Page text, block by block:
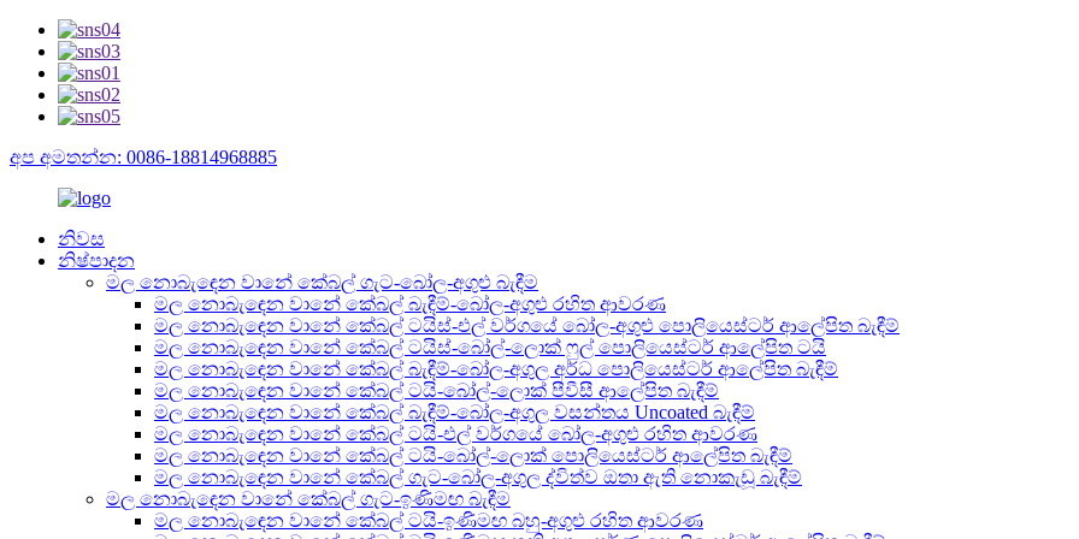
අප අමතන්න: 0086-18814968885
නිවස
නිෂ්පාදන
මල නොබැඳෙන වානේ කේබල් ගැට-බෝල-අගුළු බැඳීම
මල නොබැඳෙන වානේ කේබල් බැඳීම්-බෝල-අගුළු රහිත ආවරණ
මල නොබැඳෙන වානේ කේබල් ටයිස්-එල් වර්ගයේ බෝල-අගුළු පොලියෙස්ටර් ආලේපිත බැඳීම්
මල නොබැඳෙන වානේ කේබල් ටයිස්-බෝල්-ලොක් ෆුල් පොලියෙස්ටර් ආලේපිත ටයි
මල නොබැඳෙන වානේ කේබල් බැඳීම්-බෝල-අගුල අර්ධ පොලියෙස්ටර් ආලේපිත බැඳීම්
මල නොබැඳෙන වානේ කේබල් ටයි-බෝල්-ලොක් පීවීසී ආලේපිත බැඳීම්
මල නොබැඳෙන වානේ කේබල් බැඳීම්-බෝල-අගුල වසන්තය Uncoated බැඳීම්
මල නොබැඳෙන වානේ කේබල් ටයි-එල් වර්ගයේ බෝල-අගුළු රහිත ආවරණ
මල නොබැඳෙන වානේ කේබල් ටයි-බෝල්-ලොක් පොලියෙස්ටර් ආලේපිත බැඳීම්
මල නොබැඳෙන වානේ කේබල් ගැට-බෝල-අගුල ද්විත්ව ඔතා ඇති නොකැඩූ බැඳීම්
මල නොබැඳෙන වානේ කේබල් ගැට-ඉණිමඟ බැඳීම
මල නොබැඳෙන වානේ කේබල් ටයි-ඉණිමඟ බහු-අගුළු රහිත ආවරණ